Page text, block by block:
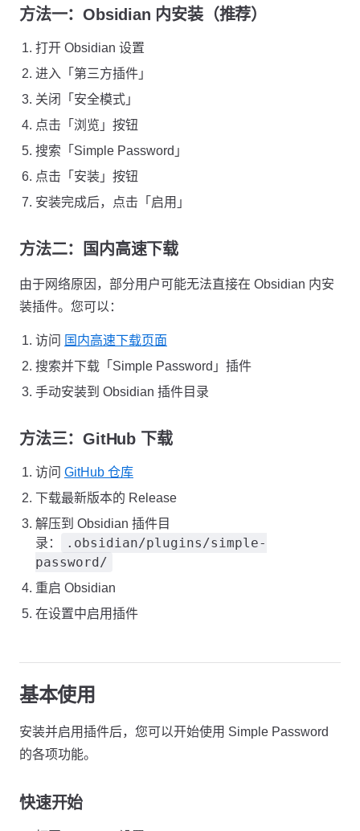
方法一：Obsidian 内安装（推荐）
打开 Obsidian 设置
进入「第三方插件」
关闭「安全模式」
点击「浏览」按钮
搜索「Simple Password」
点击「安装」按钮
安装完成后，点击「启用」
方法二：国内高速下载
由于网络原因，部分用户可能无法直接在 Obsidian 内安
装插件。您可以：
访问 国内高速下载页面
搜索并下载「Simple Password」插件
手动安装到 Obsidian 插件目录
方法三：GitHub 下载
访问 GitHub 仓库
下载最新版本的 Release
解压到 Obsidian 插件目
录：
.obsidian/plugins/simple-
password/
重启 Obsidian
在设置中启用插件
基本使用
安装并启用插件后，您可以开始使用 Simple Password
的各项功能。
快速开始